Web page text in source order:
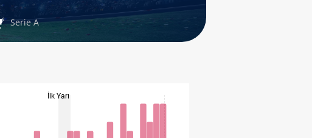
Serie A
İlk Yarı